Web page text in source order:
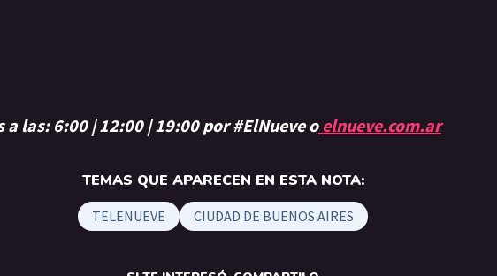
las: 6:00 | 12:00 | 19:00 por #ElNueve o elnueve.com.ar
TEMAS QUE APARECEN EN ESTA NOTA:
TELENUEVE CIUDAD DE BUENOS AIRES